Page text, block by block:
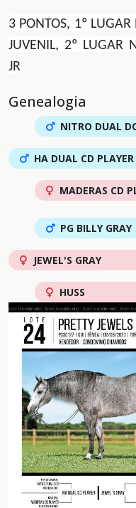
3 PONTOS, 1º
JUVENIL, 2º LUGAR
JR
Genealogia
NITRO DUAL
HA DUAL CD PLAYER
MADERAS CD
PG BILLY GRAY
JEWEL'S GRAY
HUSS